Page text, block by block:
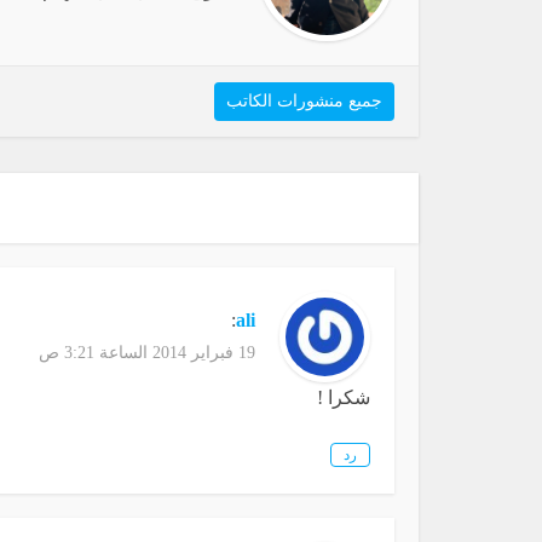
جميع منشورات الكاتب
ali
:
19 فبراير 2014 الساعة 3:21 ص
شكرا !
رد